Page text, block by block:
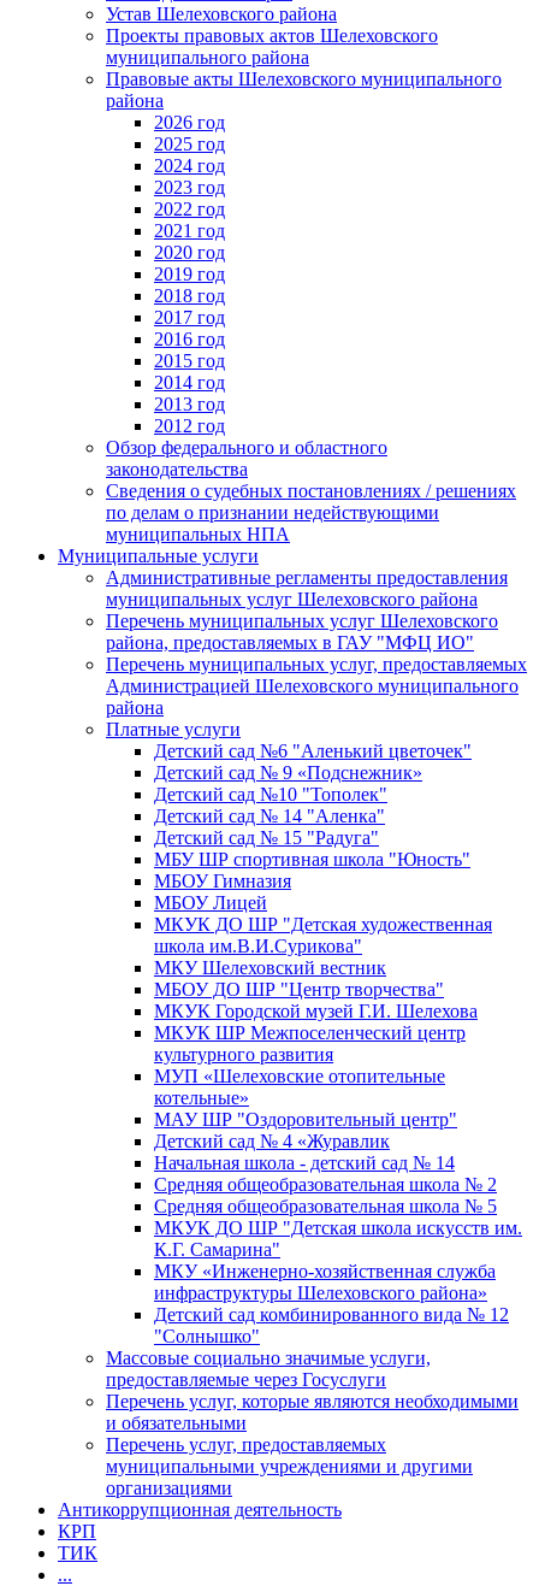
Устав Шелеховского района
Проекты правовых актов Шелеховского
муниципального района
Правовые акты Шелеховского муниципального
района
2026 год
2025 год
2024 год
2023 год
2022 год
2021 год
2020 год
2019 год
2018 год
2017 год
2016 год
2015 год
2014 год
2013 год
2012 год
Обзор федерального и областного
законодательства
Сведения о судебных постановлениях / решениях
по делам о признании недействующими
муниципальных НПА
Муниципальные услуги
Административные регламенты предоставления
муниципальных услуг Шелеховского района
Перечень муниципальных услуг Шелеховского
района, предоставляемых в ГАУ "МФЦ ИО"
Перечень муниципальных услуг, предоставляемых
Администрацией Шелеховского муниципального
района
Платные услуги
Детский сад №6 "Аленький цветочек"
Детский сад № 9 «Подснежник»
Детский сад №10 "Тополек"
Детский сад № 14 "Аленка"
Детский сад № 15 "Радуга"
МБУ ШР спортивная школа "Юность"
МБОУ Гимназия
МБОУ Лицей
МКУК ДО ШР "Детская художественная
школа им.В.И.Сурикова"
МКУ Шелеховский вестник
МБОУ ДО ШР "Центр творчества"
МКУК Городской музей Г.И. Шелехова
МКУК ШР Межпоселенческий центр
культурного развития
МУП «Шелеховские отопительные
котельные»
МАУ ШР "Оздоровительный центр"
Детский сад № 4 «Журавлик
Начальная школа - детский сад № 14
Средняя общеобразовательная школа № 2
Средняя общеобразовательная школа № 5
МКУК ДО ШР "Детская школа искусств им.
К.Г. Самарина"
МКУ «Инженерно-хозяйственная служба
инфраструктуры Шелеховского района»
Детский сад комбинированного вида № 12
"Солнышко"
Массовые социально значимые услуги,
предоставляемые через Госуслуги
Перечень услуг, которые являются необходимыми
и обязательными
Перечень услуг, предоставляемых
муниципальными учреждениями и другими
организациями
Антикоррупционная деятельность
КРП
ТИК
...